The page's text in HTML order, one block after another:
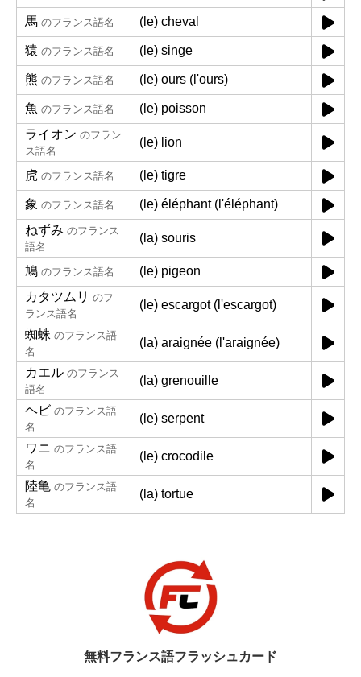
馬 のフランス語名 (le) cheval
猿 のフランス語名 (le) singe
熊 のフランス語名 (le) ours (l'ours)
魚 のフランス語名
(le) poisson
ライオン のフラン
ス語名
(le) lion
虎 のフランス語名 (le) tigre
象 のフランス語名
(le) éléphant (l'éléphant)
ねずみ のフランス
語名
(la) souris
鳩 のフランス語名
(le) pigeon
カタツムリ のフ
ランス語名
(le) escargot (l'escargot)
蜘蛛 のフランス語
名
(la) araignée (l'araignée)
カエル のフランス
語名
(la) grenouille
ヘビ のフランス語
名
(le) serpent
ワニ のフランス語
名
(le) crocodile
陸亀 のフランス語
名
(la) tortue
無料フランス語フラッシュカード